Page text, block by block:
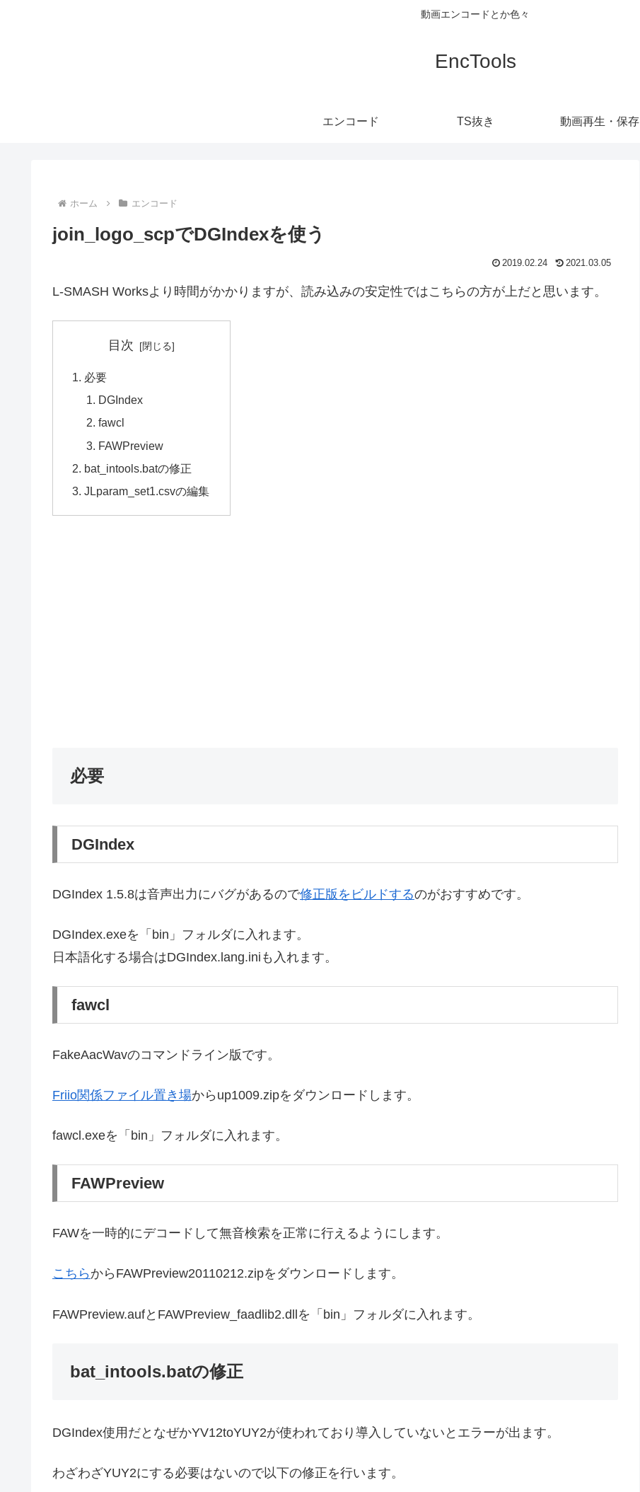
動画エンコードとか色々
EncTools
エンコード TS抜き 動画再生・保存
ホーム エンコード
join_logo_scpでDGIndexを使う
2019.02.24 2021.03.05
L-SMASH Worksより時間がかかりますが、読み込みの安定性ではこちらの方が上だと思います。
目次
必要
DGIndex
fawcl
FAWPreview
bat_intools.batの修正
JLparam_set1.csvの編集
必要
DGIndex
DGIndex 1.5.8は音声出力にバグがあるので修正版をビルドするのがおすすめです。
DGIndex.exeを「bin」フォルダに入れます。
日本語化する場合はDGIndex.lang.iniも入れます。
fawcl
FakeAacWavのコマンドライン版です。
Friio関係ファイル置き場からup1009.zipをダウンロードします。
fawcl.exeを「bin」フォルダに入れます。
FAWPreview
FAWを一時的にデコードして無音検索を正常に行えるようにします。
こちら からFAWPreview20110212.zipをダウンロードします。
FAWPreview.aufとFAWPreview_faadlib2.dllを「bin」フォルダに入れます。
bat_intools.batの修正
DGIndex使用だとなぜかYV12toYUY2が使われており導入していないとエラーが出ます。
わざわざYUY2にする必要はないので以下の修正を行います。